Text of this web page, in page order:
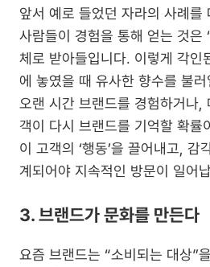
앞서 예로 들었던 자라의 사례를
사람들이 경험을 통해 얻는 것은
체로 받아들입니다. 이렇게 각인
에 놓였을 때 유사한 향수를 불
오랜 시간 브랜드를 경험하거나,
객이 다시 브랜드를 기억할 확률
이 고객의 ‘행동’을 끌어내고, 감
계되어야 지속적인 방문이 일어
3. 브랜드가 문화를 만든다
요즘 브랜드는 “소비되는 대상”